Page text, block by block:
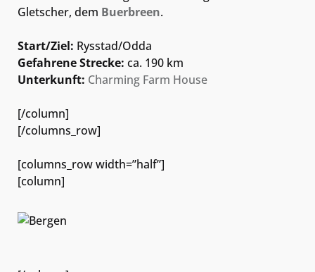
Gletscher, dem Buerbreen.
Start/Ziel: Rysstad/Odda
Gefahrene Strecke: ca. 190 km
Unterkunft: Charming Farm House
[/column]
[/columns_row]
[columns_row width=”half”]
[column]